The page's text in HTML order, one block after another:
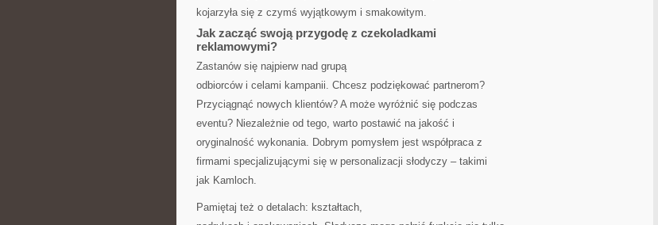
kojarzyła się z czymś wyjątkowym i smakowitym.
Jak zacząć swoją przygodę z czekoladkami
reklamowymi?
Zastanów się najpierw nad grupą
odbiorców i celami kampanii. Chcesz podziękować partnerom?
Przyciągnąć nowych klientów? A może wyróżnić się podczas
eventu? Niezależnie od tego, warto postawić na jakość i
oryginalność wykonania. Dobrym pomysłem jest współpraca z
firmami specjalizującymi się w personalizacji słodyczy – takimi
jak Kamloch.
Pamiętaj też o detalach: kształtach,